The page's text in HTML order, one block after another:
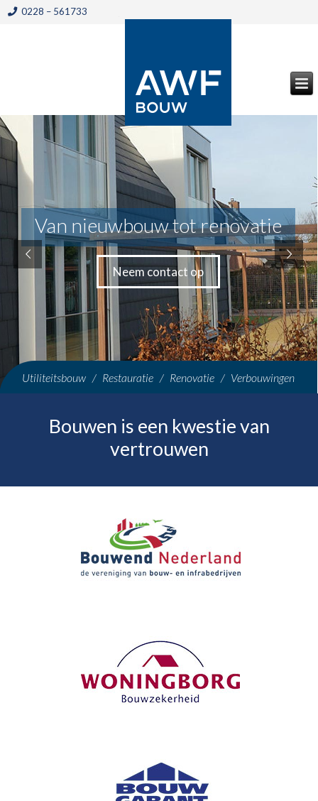
0228 – 561733
Utiliteitsbouw / Restauratie / Renovatie / Verbouwingen
Van nieuwbouw tot renovatie
Neem contact op
Bouwen is een kwestie van
vertrouwen